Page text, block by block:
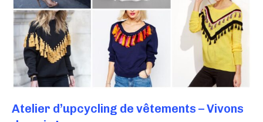
Atelier d’upcycling de vêtements – Vivons